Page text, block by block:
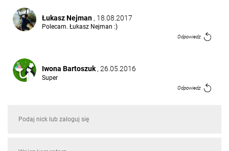
Łukasz Nejman , 18.08.2017
Polecam. Łukasz Nejman :)
Odpowiedz
Iwona Bartoszuk, 26.05.2016
Super
Odpowiedz
Violetta Witoń